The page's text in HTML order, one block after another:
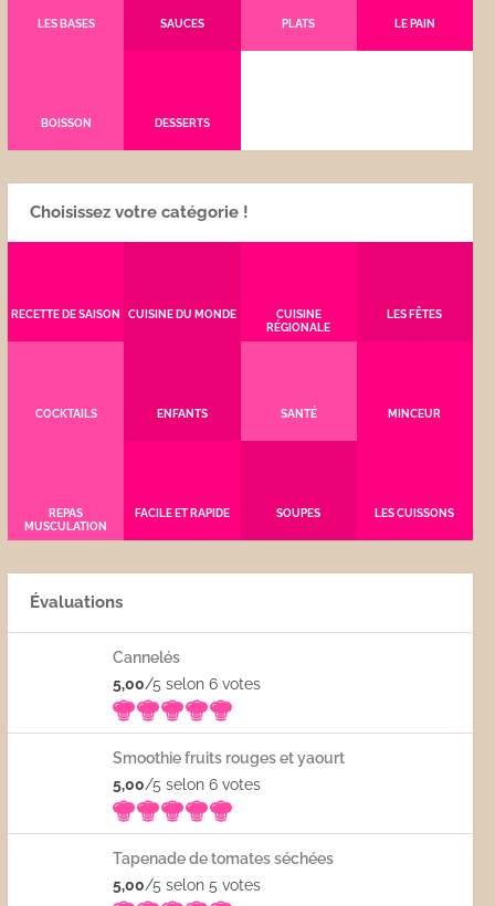
LES BASES SAUCES PLATS LE PAIN
BOISSON DESSERTS
Choisissez votre catégorie !
RECETTE DE SAISON CUISINE DU MONDE
CUISINE
RÉGIONALE
LES FÊTES
COCKTAILS ENFANTS SANTÉ MINCEUR
REPAS
MUSCULATION
FACILE ET RAPIDE SOUPES LES CUISSONS
Évaluations
Cannelés
5,00/5 selon 6votes
Smoothie fruits rouges et yaourt
5,00/5 selon 6votes
Tapenade de tomates séchées
5,00/5 selon 5votes